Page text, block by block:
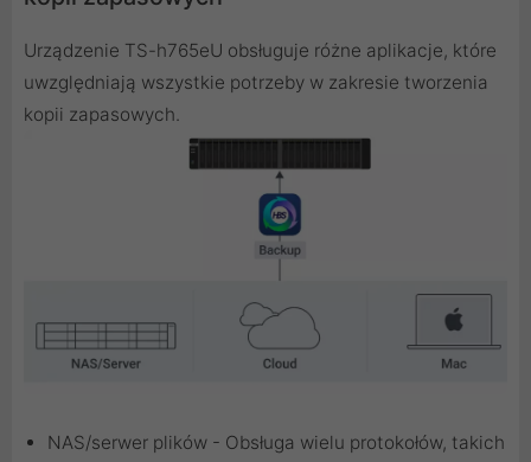
Urządzenie TS-h765eU obsługuje różne aplikacje, które
uwzględniają wszystkie potrzeby w zakresie tworzenia
kopii zapasowych.
NAS/serwer plików - Obsługa wielu protokołów, takich